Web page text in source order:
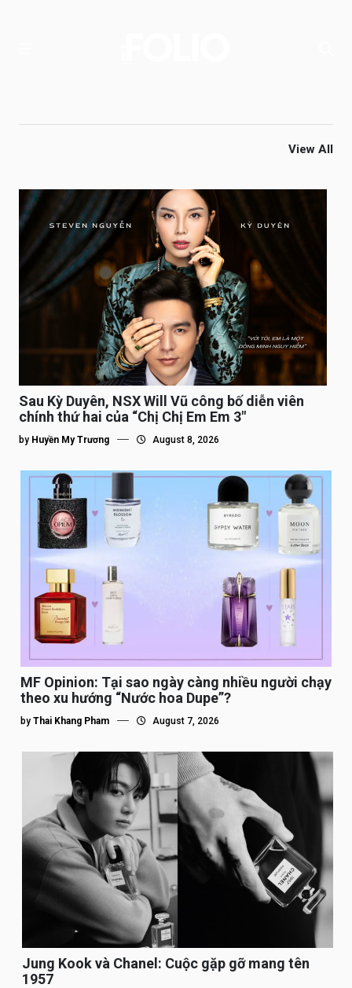
View All
Sau Kỳ Duyên, NSX Will Vũ công bố diễn viên
chính thứ hai của “Chị Chị Em Em 3″
by Huyền My Trương August 8, 2026
MF Opinion: Tại sao ngày càng nhiều người chạy
theo xu hướng “Nước hoa Dupe”?
by Thai Khang Pham August 7, 2026
Jung Kook và Chanel: Cuộc gặp gỡ mang tên
1957